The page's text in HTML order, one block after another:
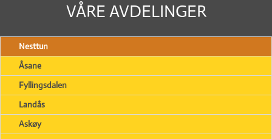
VÅRE AVDELINGER
Nesttun
Åsane
Fyllingsdalen
Landås
Askøy